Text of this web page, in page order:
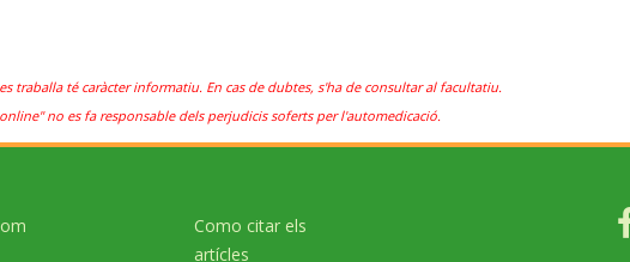
traballa té caràcter informatiu. En cas de dubtes, s'ha de consultar al facultatiu.
no es fa responsable dels perjudicis soferts per l'automedicació.
Como citar els
artícles